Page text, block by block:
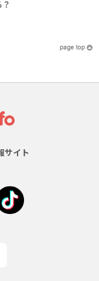
サイト